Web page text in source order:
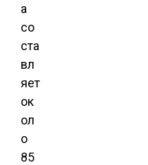
а
со
ста
вл
яет
ок
ол
о
85